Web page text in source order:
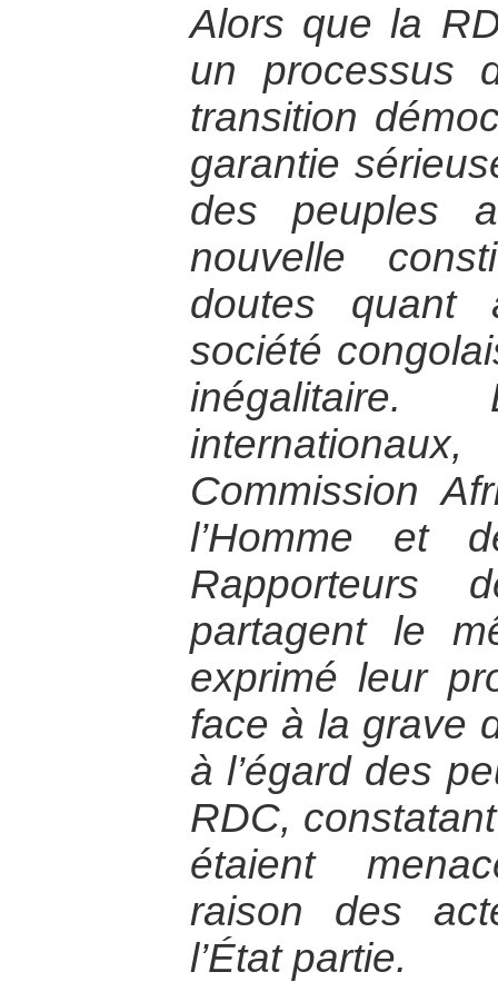
Alors que la
un processus
transition
garantie
des peuples
nouvelle
doutes quant
société
inégalitaire.
Commission
l’Homme et
Rapporteurs
partagent le
exprimé leur
face à la grave
à l’égard des
RDC,
étaient
raison des
l’État partie.